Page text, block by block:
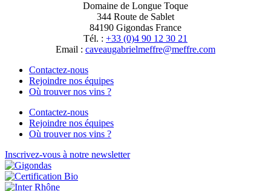
Domaine de Longue Toque
344 Route de Sablet
84190 Gigondas France
Tél. : +33 (0)4 90 12 30 21
Email : moc.erffem@erffemleirbaguaevac
Contactez-nous
Rejoindre nos équipes
Où trouver nos vins ?
Contactez-nous
Rejoindre nos équipes
Où trouver nos vins ?
Inscrivez-vous à notre newsletter